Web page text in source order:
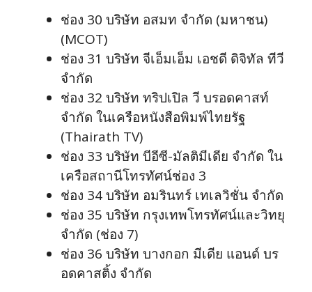
ช่อง 30 บริษัท อสมท จำกัด (มหาชน)
(MCOT)
ช่อง 31 บริษัท จีเอ็มเอ็ม เอชดี ดิจิทัล ทีวี
จำกัด
ช่อง 32 บริษัท ทริปเปิล วี บรอดคาสท์
จำกัด ในเครือหนังสือพิมพ์ไทยรัฐ
(Thairath TV)
ช่อง 33 บริษัท บีอีซี-มัลติมีเดีย จำกัด ใน
เครือสถานีโทรทัศน์ช่อง 3
ช่อง 34 บริษัท อมรินทร์ เทเลวิชั่น จำกัด
ช่อง 35 บริษัท กรุงเทพโทรทัศน์และวิทยุ
จำกัด (ช่อง 7)
ช่อง 36 บริษัท บางกอก มีเดีย แอนด์ บร
อดคาสติ้ง จำกัด